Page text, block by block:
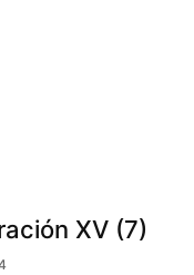
XV (7)